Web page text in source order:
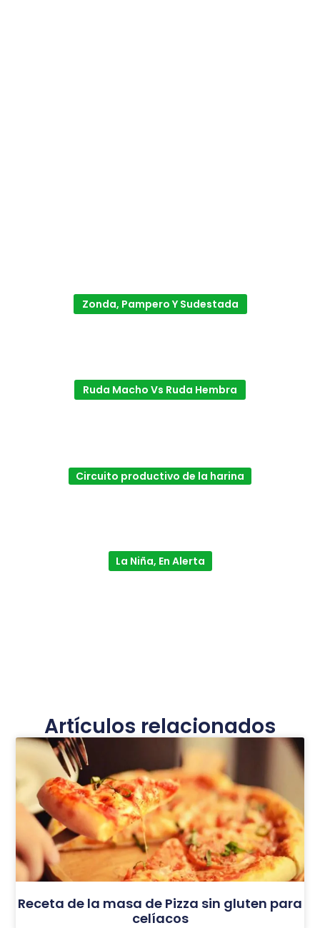
Zonda, Pampero Y Sudestada
Ruda Macho Vs Ruda Hembra
Circuito productivo de la harina
La Niña, En Alerta
Artículos relacionados
Receta de la masa de Pizza sin gluten para
celíacos